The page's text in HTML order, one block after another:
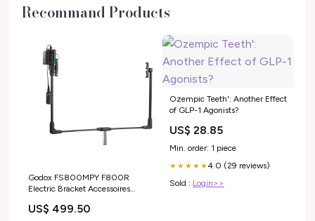
Recommand Products
Godox FS800MPY F800R
Electric Bracket Accessoires
US$ 499.50
Ozempic Teeth': Another Effect
of GLP-1 Agonists?
US$ 28.85
Min. order: 1 piece
★★★★★4.0 (29 reviews)
Sold : Login>>